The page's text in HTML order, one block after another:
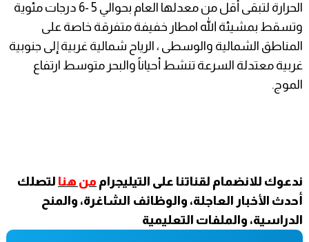
الحرارة لتبقى أقل من معدلها العام بحوالي 5 -6 درجات مئوية
وتسقط بمشيئة الله امطار خفيفة متفرقة خاصة على
المناطق الشمالية والوسطى ، الرياح شمالية غربية إلى جنوبية
غربية معتدلة السرعة تنشط أحياناً والبحر متوسط ارتفاع
الموج.
ندعوك للانضمام لقناتنا على التيليجرام من هنا لتصلك
أحدث الأخبار العاجلة، والوظائف الشاغرة، والمنح
الدراسية، والملفات التعليمية